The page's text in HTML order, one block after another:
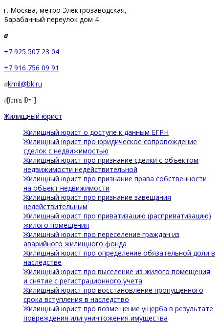
г. Москва, метро Электрозаводская,
Барабанный переулок дом 4
a
+7 925 507 23 04
+7 916 756 09 91
akmil@bk.ru
a[forms ID=1]
Жилищный юрист
Жилищный юрист о доступе к данным ЕГРН
Жилищный юрист про юридическое сопровождение
сделок с недвижимостью
Жилищный юрист про признание сделки с объектом
недвижимости недействительной
Жилищный юрист про признание права собственности
на объект недвижимости
Жилищный юрист про признание завещания
недействительным
Жилищный юрист про приватизацию (расприватизацию)
жилого помещения
Жилищный юрист про переселение граждан из
аварийного жилищного фонда
Жилищный юрист про определение обязательной доли в
наследстве
Жилищный юрист про выселение из жилого помещения
и снятие с регистрационного учета
Жилищный юрист про восстановление пропущенного
срока вступления в наследство
Жилищный юрист про возмещение ущерба в результате
повреждения или уничтожения имущества